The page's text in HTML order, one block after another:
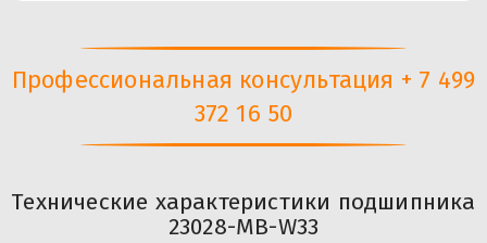
Профессиональная консультация + 7 499
372 16 50
Технические характеристики подшипника
23028-MB-W33